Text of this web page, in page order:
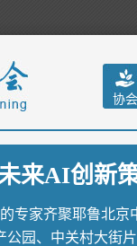
协会
来AI创新
专家齐聚耶鲁北
园、中关村大街